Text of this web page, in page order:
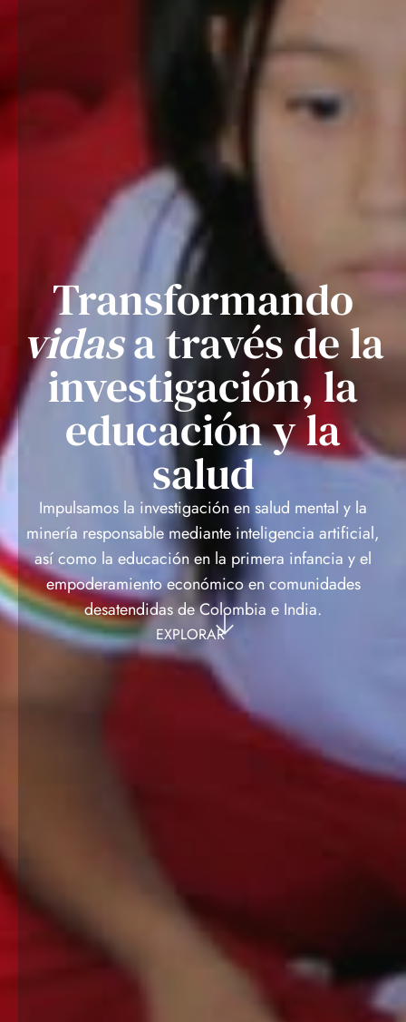
Transformando
vidasa través de la
investigación, la
educación y la
salud
Impulsamos la investigación en salud mental y la
minería responsable mediante inteligencia artificial,
así como la educación en la primera infancia y el
empoderamiento económico en comunidades
desatendidas de Colombia e India.
EXPLORAR